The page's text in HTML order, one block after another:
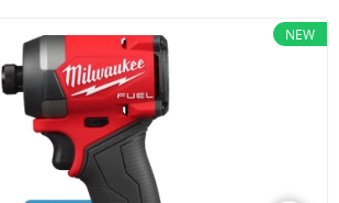
NEW